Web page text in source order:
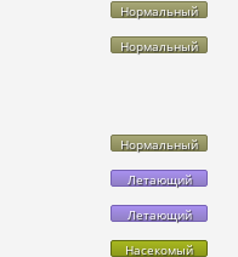
Нормальный
Нормальный
Нормальный
Летающий
Летающий
Насекомый